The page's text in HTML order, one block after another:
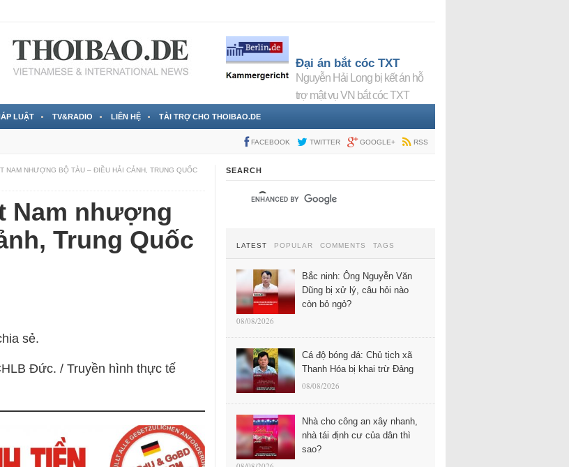
Đại án bắt cóc TXT
Nguyễn Hải Long bị kết án hỗ
trợ mật vụ VN bắt cóc TXT
LUẬT TV&RADIO LIÊN HỆ TÀI TRỢ CHO THOIBAO.DE
FACEBOOK TWITTER GOOGLE+ RSS
NAM NHƯỢNG BỘ TÀU – ĐIỀU HẢI CẢNH, TRUNG QUỐC
Nam nhượng
Trung Quốc
sẻ.
Đức. / Truyền hình thực tế
SEARCH
LATEST POPULAR COMMENTS TAGS
Bắc ninh: Ông Nguyễn Văn
Dũng bị xử lý, câu hỏi nào
còn bỏ ngỏ?
08/08/2026
Cá độ bóng đá: Chủ tịch xã
Thanh Hóa bị khai trừ Đảng
08/08/2026
Nhà cho công an xây nhanh,
nhà tái định cư của dân thì
sao?